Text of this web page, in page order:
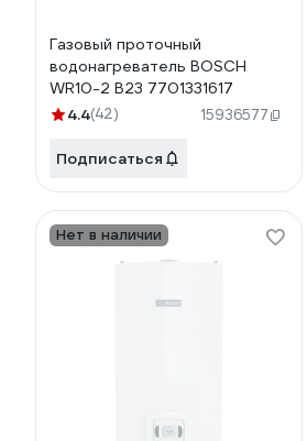
Газовый проточный
водонагреватель BOSCH
WR10-2 B23 7701331617
4.4(42) 15936577
Подписаться
Нет в наличии